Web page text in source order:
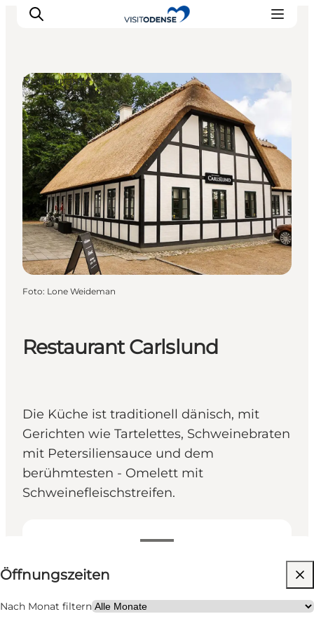
Odense erleben
Veranstaltungen
Reiseplanung
Inspiration
Restaurant Carlslund
Die Küche ist traditionell dänisch, mit
Gerichten wie Tartelettes, Schweinebraten
mit Petersiliensauce und dem
berühmtesten - Omelett mit
Schweinefleischstreifen.
Öffnungszeiten anzeigen
Öffnungszeiten
Nach Monat filtern
Website besuchen
Mein Partner, Freunde
Restaurants
Foto: Lone Weideman